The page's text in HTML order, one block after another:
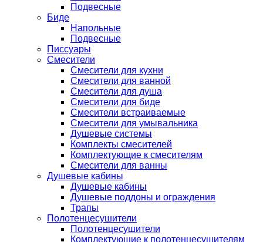
Подвесные
Биде
Напольные
Подвесные
Писсуары
Смесители
Смесители для кухни
Смесители для ванной
Смесители для душа
Смесители для биде
Смесители встраиваемые
Смесители для умывальника
Душевые системы
Комплекты смесителей
Комплектующие к смесителям
Смесители для ванны
Душевые кабины
Душевые кабины
Душевые поддоны и ограждения
Трапы
Полотенцесушители
Полотенцесушители
Комплектующие к полотенцесушителям